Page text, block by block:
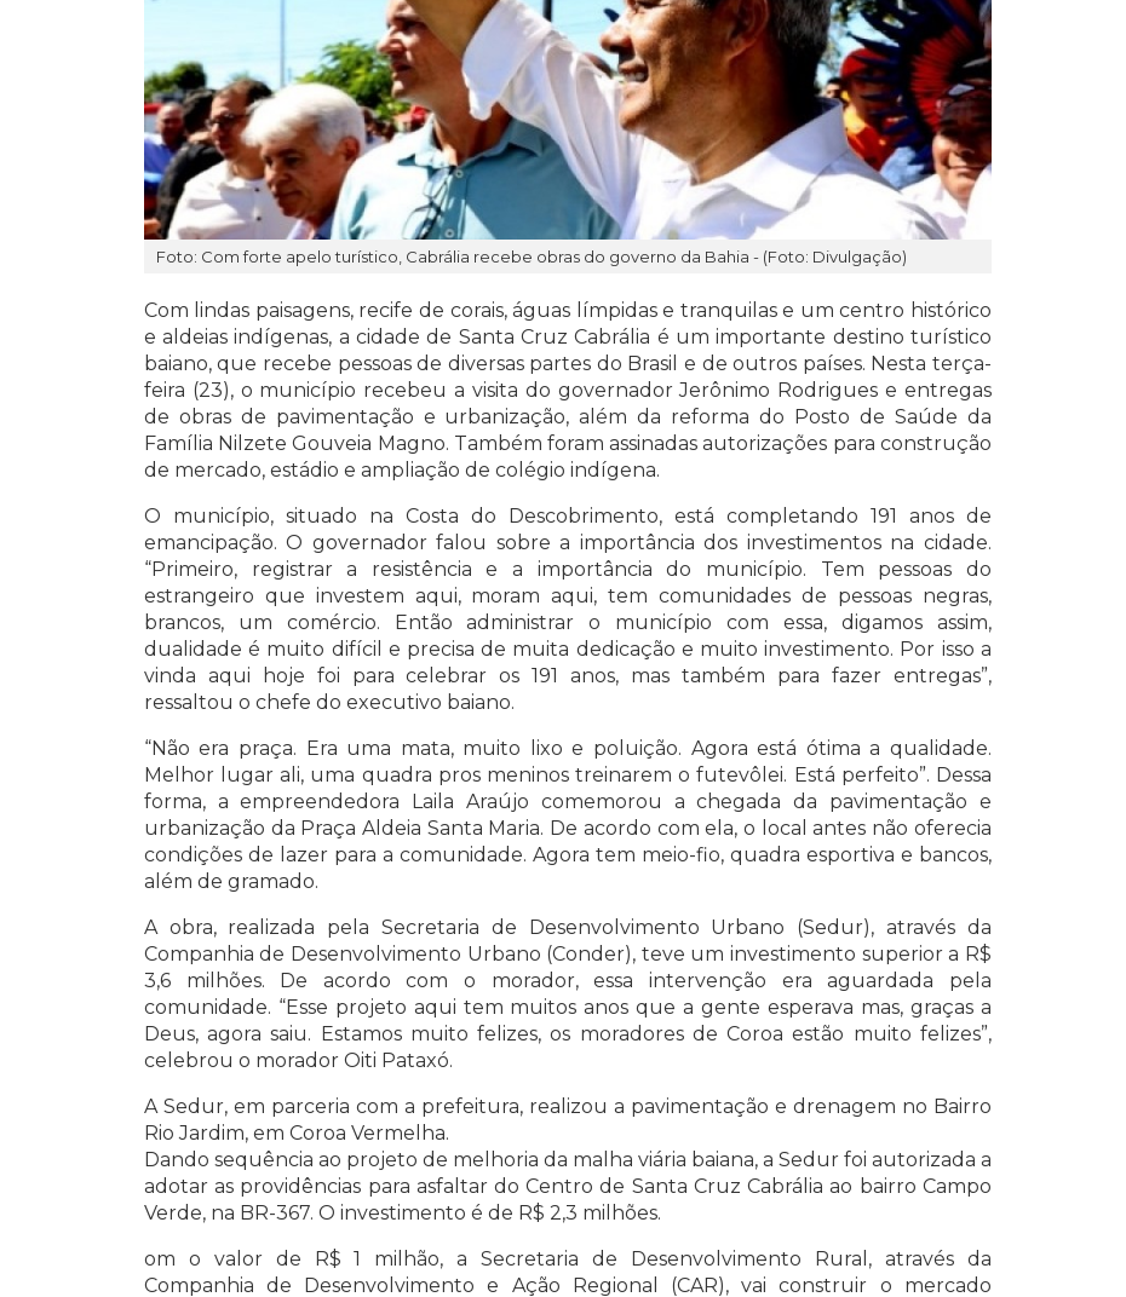
Foto: Com forte apelo turístico, Cabrália recebe obras do governo da Bahia - (Foto: Divulgação)
Com lindas paisagens, recife de corais, águas límpidas e tranquilas e um centro histórico
e aldeias indígenas, a cidade de Santa Cruz Cabrália é um importante destino turístico
baiano, que recebe pessoas de diversas partes do Brasil e de outros países. Nesta terça-
feira (23), o município recebeu a visita do governador Jerônimo Rodrigues e entregas
de obras de pavimentação e urbanização, além da reforma do Posto de Saúde da
Família Nilzete Gouveia Magno. Também foram assinadas autorizações para construção
de mercado, estádio e ampliação de colégio indígena.
O município, situado na Costa do Descobrimento, está completando 191 anos de
emancipação. O governador falou sobre a importância dos investimentos na cidade.
“Primeiro, registrar a resistência e a importância do município. Tem pessoas do
estrangeiro que investem aqui, moram aqui, tem comunidades de pessoas negras,
brancos, um comércio. Então administrar o município com essa, digamos assim,
dualidade é muito difícil e precisa de muita dedicação e muito investimento. Por isso a
vinda aqui hoje foi para celebrar os 191 anos, mas também para fazer entregas”,
ressaltou o chefe do executivo baiano.
“Não era praça. Era uma mata, muito lixo e poluição. Agora está ótima a qualidade.
Melhor lugar ali, uma quadra pros meninos treinarem o futevôlei. Está perfeito”. Dessa
forma, a empreendedora Laila Araújo comemorou a chegada da pavimentação e
urbanização da Praça Aldeia Santa Maria. De acordo com ela, o local antes não oferecia
condições de lazer para a comunidade. Agora tem meio-fio, quadra esportiva e bancos,
além de gramado.
A obra, realizada pela Secretaria de Desenvolvimento Urbano (Sedur), através da
Companhia de Desenvolvimento Urbano (Conder), teve um investimento superior a R$
3,6 milhões. De acordo com o morador, essa intervenção era aguardada pela
comunidade. “Esse projeto aqui tem muitos anos que a gente esperava mas, graças a
Deus, agora saiu. Estamos muito felizes, os moradores de Coroa estão muito felizes”,
celebrou o morador Oiti Pataxó.
A Sedur, em parceria com a prefeitura, realizou a pavimentação e drenagem no Bairro
Rio Jardim, em Coroa Vermelha.
Dando sequência ao projeto de melhoria da malha viária baiana, a Sedur foi autorizada a
adotar as providências para asfaltar do Centro de Santa Cruz Cabrália ao bairro Campo
Verde, na BR-367. O investimento é de R$ 2,3 milhões.
om o valor de R$ 1 milhão, a Secretaria de Desenvolvimento Rural, através da
Companhia de Desenvolvimento e Ação Regional (CAR), vai construir o mercado